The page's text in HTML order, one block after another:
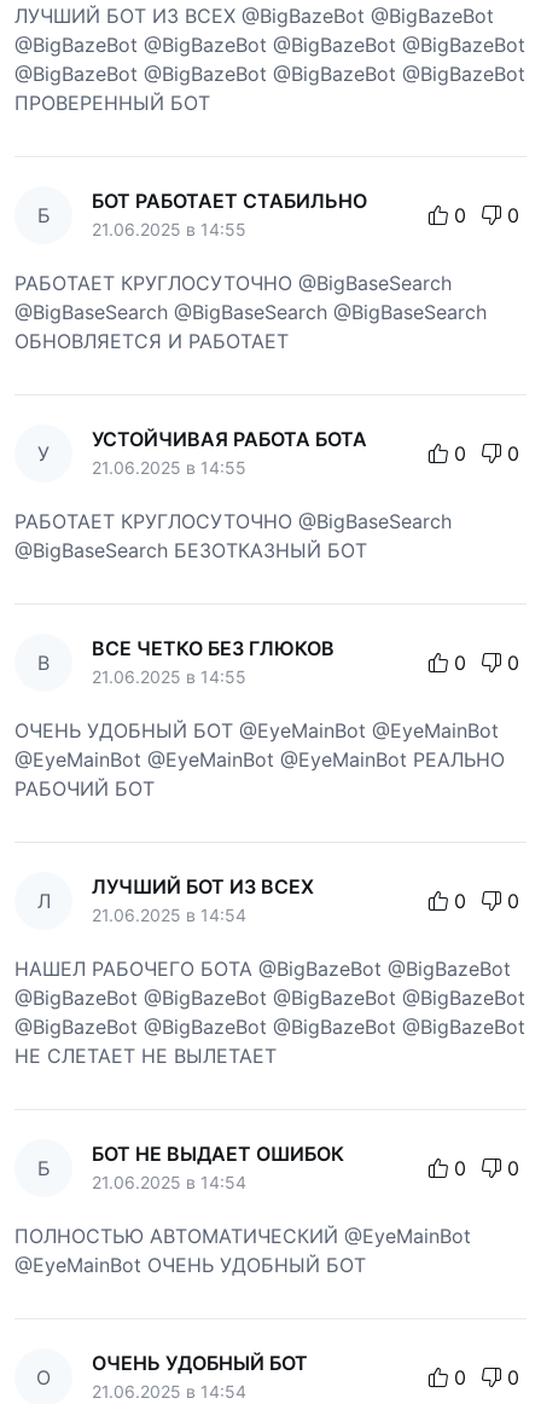
ЛУЧШИЙ БОТ ИЗ ВСЕХ @BigBazeBot @BigBazeBot
@BigBazeBot @BigBazeBot @BigBazeBot @BigBazeBot
@BigBazeBot @BigBazeBot @BigBazeBot @BigBazeBot
ПРОВЕРЕННЫЙ БОТ
Б
БОТ РАБОТАЕТ СТАБИЛЬНО
21.06.2025 в 14:55
0 0
РАБОТАЕТ КРУГЛОСУТОЧНО @BigBaseSearch
@BigBaseSearch @BigBaseSearch @BigBaseSearch
ОБНОВЛЯЕТСЯ И РАБОТАЕТ
У
УСТОЙЧИВАЯ РАБОТА БОТА
21.06.2025 в 14:55
0 0
РАБОТАЕТ КРУГЛОСУТОЧНО @BigBaseSearch
@BigBaseSearch БЕЗОТКАЗНЫЙ БОТ
В
ВСЕ ЧЕТКО БЕЗ ГЛЮКОВ
21.06.2025 в 14:55
0 0
ОЧЕНЬ УДОБНЫЙ БОТ @EyeMainBot @EyeMainBot
@EyeMainBot @EyeMainBot @EyeMainBot РЕАЛЬНО
РАБОЧИЙ БОТ
Л
ЛУЧШИЙ БОТ ИЗ ВСЕХ
21.06.2025 в 14:54
0 0
НАШЕЛ РАБОЧЕГО БОТА @BigBazeBot @BigBazeBot
@BigBazeBot @BigBazeBot @BigBazeBot @BigBazeBot
@BigBazeBot @BigBazeBot @BigBazeBot @BigBazeBot
НЕ СЛЕТАЕТ НЕ ВЫЛЕТАЕТ
Б
БОТ НЕ ВЫДАЕТ ОШИБОК
21.06.2025 в 14:54
0 0
ПОЛНОСТЬЮ АВТОМАТИЧЕСКИЙ @EyeMainBot
@EyeMainBot ОЧЕНЬ УДОБНЫЙ БОТ
О
ОЧЕНЬ УДОБНЫЙ БОТ
21.06.2025 в 14:54
0 0